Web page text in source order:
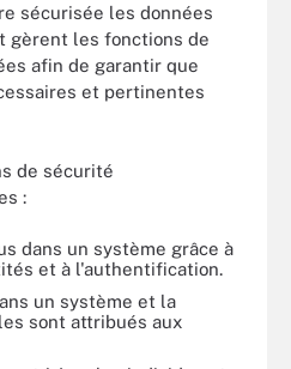
sécurisée les données
les fonctions de
afin de garantir que
et pertinentes
de sécurité
:
dans un système grâce à
et à l'authentification.
un système et la
sont attribués aux